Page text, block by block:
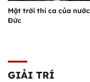
Mặt trời thi ca của nước
Đức
GIẢI TRÍ